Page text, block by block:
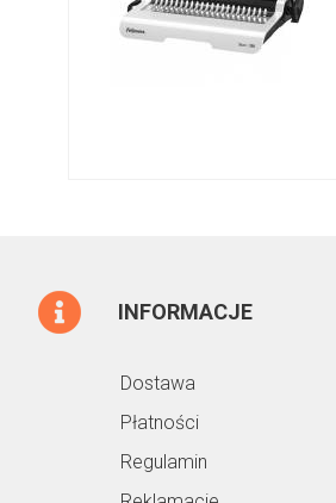
INFORMACJE
Dostawa
Płatności
Regulamin